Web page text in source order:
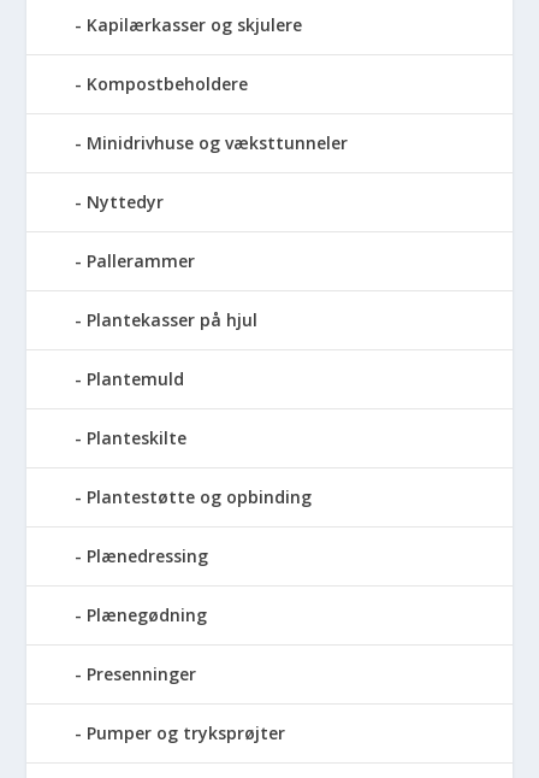
Kapilærkasser og skjulere
Kompostbeholdere
Minidrivhuse og væksttunneler
Nyttedyr
Pallerammer
Plantekasser på hjul
Plantemuld
Planteskilte
Plantestøtte og opbinding
Plænedressing
Plænegødning
Presenninger
Pumper og tryksprøjter